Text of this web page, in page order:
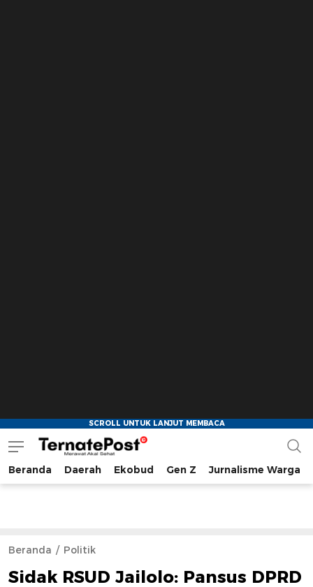
TernatePost.id
merawat akal sehat
Beranda Daerah Ekobud Gen Z Jurnalisme Warga
Beranda Politik
Sidak RSUD Jailolo: Pansus DPRD